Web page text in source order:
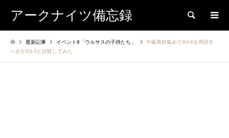
アークナイツ備忘録 検索
最新記事 イベント9「ウルサスの子供たち」
中級異鉄集めでSV-6を周回す
べきかS3-3と比較してみた